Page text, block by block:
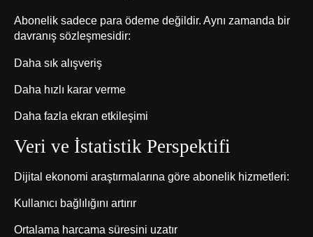
Abonelik sadece para ödeme değildir. Aynı zamanda bir
davranış sözleşmesidir:
Daha sık alışveriş
Daha hızlı karar verme
Daha fazla ekran etkileşimi
Veri ve İstatistik Perspektifi
Dijital ekonomi araştırmalarına göre abonelik hizmetleri:
Kullanıcı bağlılığını artırır
Ortalama harcama süresini uzatır